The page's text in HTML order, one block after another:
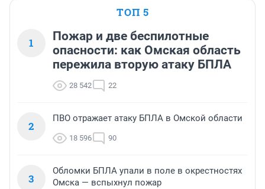
ТОП 5
1
Пожар и две беспилотные
опасности: как Омская область
пережила вторую атаку БПЛА
28 542 22
2
ПВО отражает атаку БПЛА в Омской области
18 596 90
3
Обломки БПЛА упали в поле в окрестностях
Омска — вспыхнул пожар